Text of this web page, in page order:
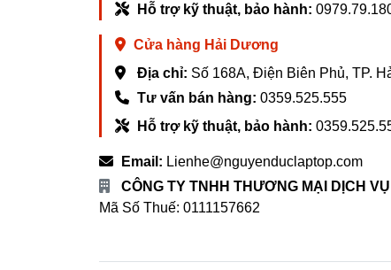
Hỗ trợ kỹ thuật, bảo hành:
Cửa hàng Hải Dương
Địa chỉ: Số 168A, Điện Biên Phủ, TP.
Tư vấn bán hàng: 0359.525.555
Hỗ trợ kỹ thuật, bảo hành:
Email: Lienhe@nguyenduclaptop.com
CÔNG TY TNHH THƯƠNG MẠI DỊCH
Mã Số Thuế: 0111157662